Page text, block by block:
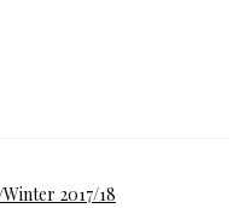
2017/18